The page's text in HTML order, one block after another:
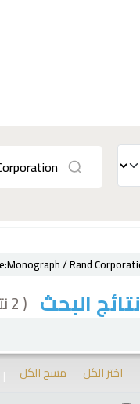
نتائج البحث ( 2 نتيجة)
اختر الكل مسح الكل